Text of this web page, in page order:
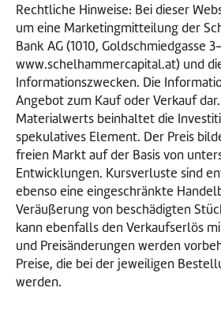
Rechtliche Hinweise: Bei dieser
um eine Marketingmitteilung der
Bank AG (1010, Goldschmiedgasse
www.schelhammercapital.at) und
Informationszwecken. Die
Angebot zum Kauf oder Verkauf
Materialwerts beinhaltet die
spekulatives Element. Der Preis
freien Markt auf der Basis von
Entwicklungen. Kursverluste sind
ebenso eine eingeschränkte
Veräußerung von beschädigten
kann ebenfalls den Verkaufserlös
und Preisänderungen werden
Preise, die bei der jeweiligen
werden.